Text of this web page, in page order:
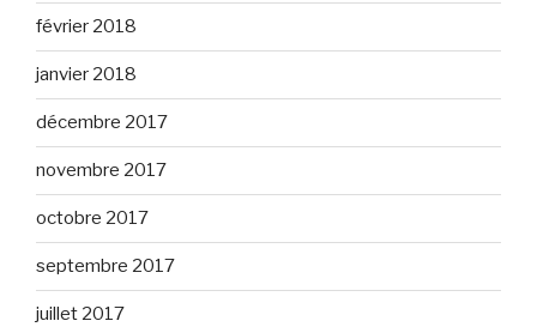
février 2018
janvier 2018
décembre 2017
novembre 2017
octobre 2017
septembre 2017
juillet 2017